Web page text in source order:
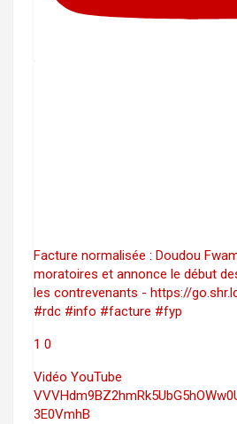
Facture normalisée : Doudou
moratoires et annonce le début
les contrevenants - https://
#rdc #info #facture #fyp
1 0
Vidéo YouTube
3E0VmhB